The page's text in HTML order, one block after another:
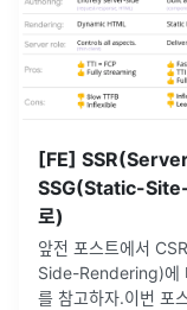
[FE]
SSG(Static-
로)
앞전 포스트에서
Side-Rendering)에
를 참고하자.이번 포